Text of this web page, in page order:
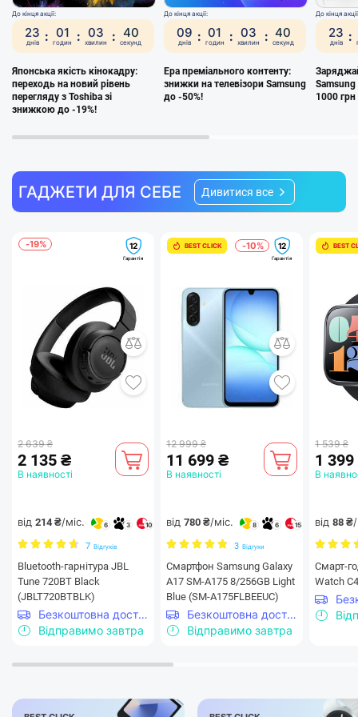
До кінця акції:
23 : 01 : 03 : 38
Японська якість кінокадру:
переходь на новий рівень
перегляду з Toshiba зі
знижкою до -19%!
До кінця акції:
09 : 01 : 03 : 38
Ера преміального контенту:
знижки на телевізори Samsung
до -50%!
До кінця
23 :
Samsung
1000 грн
ГАДЖЕТИ ДЛЯ СЕБЕ Дивитися все
-19% 12
Гарантія
2 639 ₴
2 135 ₴
В наявності
від 214 ₴/міс. 6 3 10
7 Відгуків
Bluetooth-гарнітура JBL
Tune 720BT Black
(JBLT720BTBLK)
Безкоштовна доставка
Відправимо завтра
BEST CLICK -10% 12
Гарантія
12 999 ₴
11 699 ₴
В наявності
від 780 ₴/міс. 8 6 15
3 Відгуки
Смартфон Samsung Galaxy
A17 SM-A175 8/256GB Light
Blue (SM-A175FLBEEUC)
Безкоштовна доставка
Відправимо завтра
BEST
1 539 ₴
1
В
від 88 ₴/
Смарт-
Watch